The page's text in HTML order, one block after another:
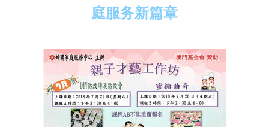
庭服务新篇章